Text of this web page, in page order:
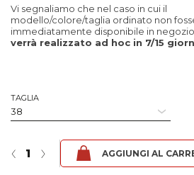
Vi segnaliamo che nel caso in cui il
modello/colore/taglia ordinato non
immediatamente disponibile in negozio,
verrà realizzato ad hoc in 7/15
TAGLIA
Emily - Nappa Nero quantità
›
‹ AGGIUNGI AL